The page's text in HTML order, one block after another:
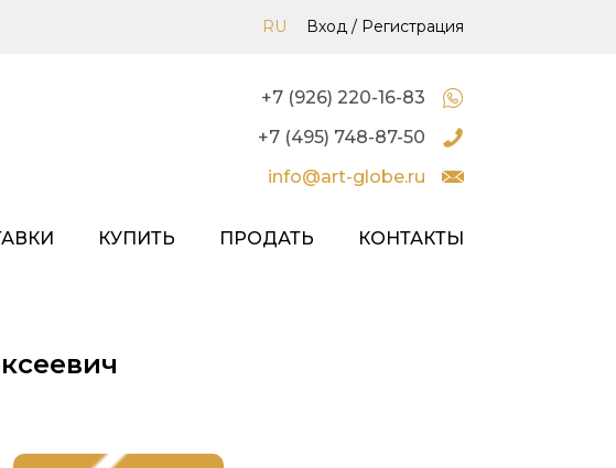
RU Вход / Регистрация
+7 (926) 220-16-83
+7 (495) 748-87-50
info@art-globe.ru
КУПИТЬ ПРОДАТЬ КОНТАКТЫ